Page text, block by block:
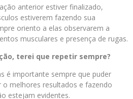
anterior estiver finalizado,
estiverem fazendo sua
oriento a elas observarem a
musculares e presença de rugas.
terei que repetir sempre?
é importante sempre que puder
o melhores resultados e fazendo
estejam evidentes.